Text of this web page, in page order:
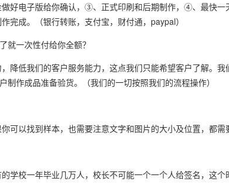
好电子版给你确认，③、正式印刷和后期制作，④、最快
成。（银行转账，支付宝，财付通，paypal）
就一次性付给你全额？
降低我们的客户服务能力，这点我们只能希望客户了解。
作成品准备验货。（我们的一切按照我们的流程操作）
以找到样本，也需要注意文字和图片的大小及位置，都需
学校一年毕业几万人，校长不可能一个一个人给签名，这